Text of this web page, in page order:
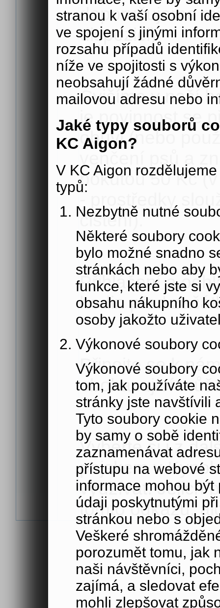
stranou k vaší osobní
ve spojení s jinými
rozsahu případů
níže ve spojitosti s
neobsahují žádné
mailovou adresu nebo
Jaké typy souborů
KC Aigon?
V KC Aigon
typů:
Nezbytně nutné
Některé soubory
bylo možné snadno
stránkách nebo aby
funkce, které jste si
obsahu nákupního
osoby jakožto
Výkonové soubory
Výkonové soubory
tom, jak používáte
stránky jste navštívili
Tyto soubory cookie
by samy o sobě
zaznamenávat
přístupu na webové
informace mohou
údaji poskytnutými
stránkou nebo s
Veškeré
porozumět tomu, jak
naši návštěvníci,
zajímá, a sledovat
mohli zlepšovat
doporučujeme
dispozici)
Cvičíme v naší
je povinnost se
obuvi (nebo
venčení psů a
pokutou 50 Kč
čištění).
Přihlášení a
hodin před
Připojte se k
obohacující
Vyberte si i z
pejskem v
využívat. Jejich
tomto odkazu: